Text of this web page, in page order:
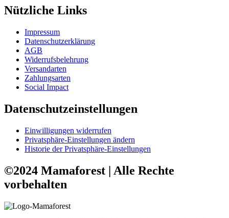
Nützliche Links
Impressum
Datenschutzerklärung
AGB
Widerrufsbelehrung
Versandarten
Zahlungsarten
Social Impact
Datenschutzeinstellungen
Einwilligungen widerrufen
Privatsphäre-Einstellungen ändern
Historie der Privatsphäre-Einstellungen
©2024 Mamaforest | Alle Rechte
vorbehalten